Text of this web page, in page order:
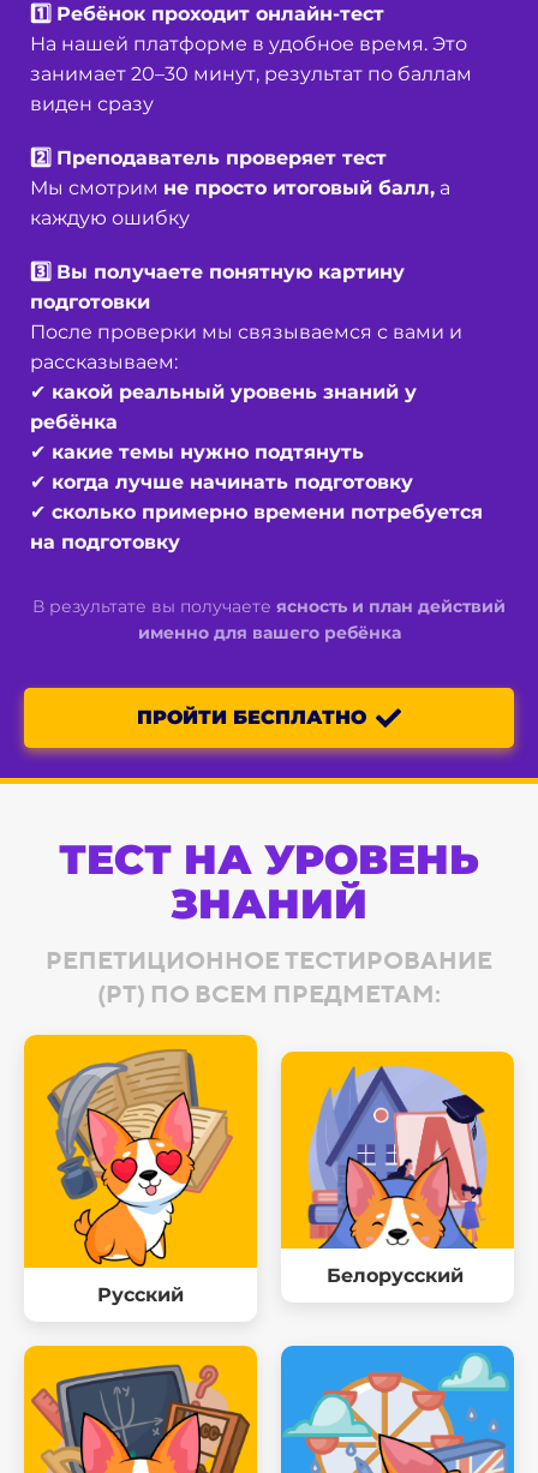
1️⃣ Ребёнок проходит онлайн-тест
На нашей платформе в удобное время. Это
занимает 20–30 минут, результат по баллам
виден сразу
2️⃣ Преподаватель проверяет тест
Мы смотрим не просто итоговый балл, а
каждую ошибку
3️⃣ Вы получаете понятную картину
подготовки
После проверки мы связываемся с вами и
рассказываем:
✔ какой реальный уровень знаний у
ребёнка
✔ какие темы нужно подтянуть
✔ когда лучше начинать подготовку
✔ сколько примерно времени потребуется
на подготовку
В результате вы получаете ясность и план действий
именно для вашего ребёнка
ПРОЙТИ БЕСПЛАТНО
ТЕСТ НА УРОВЕНЬ
ЗНАНИЙ
РЕПЕТИЦИОННОЕ ТЕСТИРОВАНИЕ
(РТ) ПО ВСЕМ ПРЕДМЕТАМ:
Русский
Белорусский